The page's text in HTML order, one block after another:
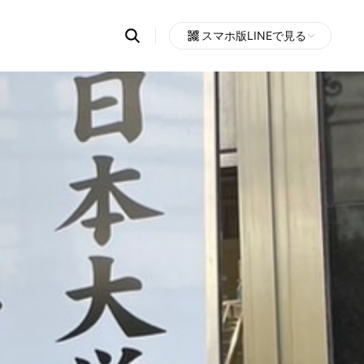
Search
OpenChats
messages
search
area
スマホ版LINEで見る